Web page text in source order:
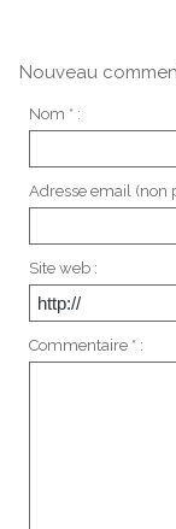
Nouveau
Nom * :
Adresse email (non
Site web :
Commentaire * :